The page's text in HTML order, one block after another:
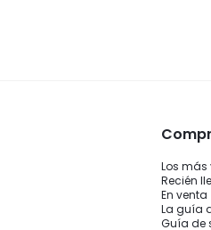
Los
Recién
En venta
La guía
Guía de